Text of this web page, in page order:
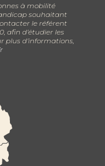
à mobilité
souhaitant
le référent
afin d’étudier les
plus d’informations,